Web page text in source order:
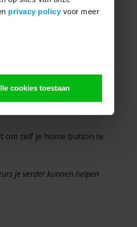
privacy policyvoor meer
cookies toestaan
om altijd voldoende de tijd
om zelf je home button te
je verder kunnen helpen